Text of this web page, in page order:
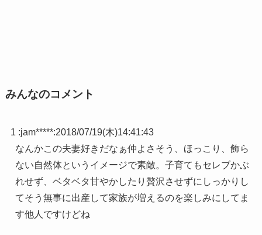
みんなのコメント
1 :jam*****:2018/07/19(木)14:41:43
なんかこの夫妻好きだなぁ仲よさそう、ほっこり、飾ら
ない自然体というイメージで素敵。子育てもセレブかぶ
れせず、ベタベタ甘やかしたり贅沢させずにしっかりし
てそう無事に出産して家族が増えるのを楽しみにしてま
す他人ですけどね